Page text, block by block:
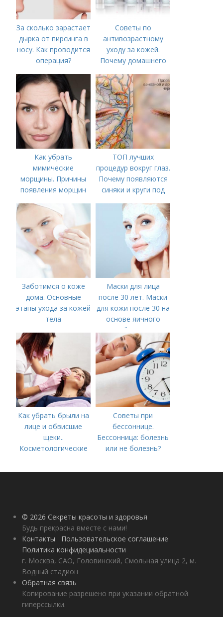
За сколько зарастает
дырка от пирсинга в
носу. Как проводится
операция?
Советы по
антивозрастному
уходу за кожей.
Почему домашнего
Как убрать
мимические
морщины. Причины
появления морщин
ТОП лучших
процедур вокруг глаз.
Почему появляются
синяки и круги под
Заботимся о коже
дома. Основные
этапы ухода за кожей
тела
Маски для лица
после 30 лет. Маски
для кожи после 30 на
основе яичного
белка
Как убрать брыли на
лице и обвисшие
щеки..
Косметологические
Советы при
бессоннице.
Бессонница: болезнь
или не болезнь?
© 2026 Секреты красоты и здоровья
Будь прекрасна вместе с нами!
Контакты
Пользовательское соглашение
Политика конфидециальности
г. Москва, САО, Головинский, Смольная улица 2, м.
Водный стадион
Обратная связь
Копирование разрешено при указании обратной
гиперссылки.